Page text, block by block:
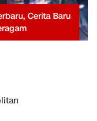
Cerita Baru